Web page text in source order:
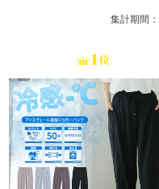
集計期間